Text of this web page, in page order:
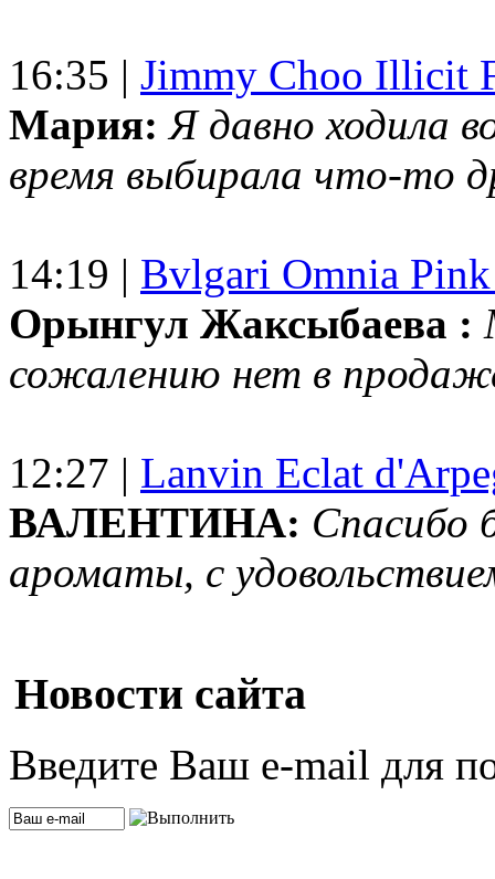
16:35 | Jimmy Choo Illicit
Мария: Я давно ходила
время выбирала что-то
14:19 | Bvlgari Omnia
Орынгул Жаксыбаева :
сожалению нет в
12:27 | Lanvin Eclat
ВАЛЕНТИНА: Спасибо
ароматы, с
Новости сайта
Введите Ваш e-mail для